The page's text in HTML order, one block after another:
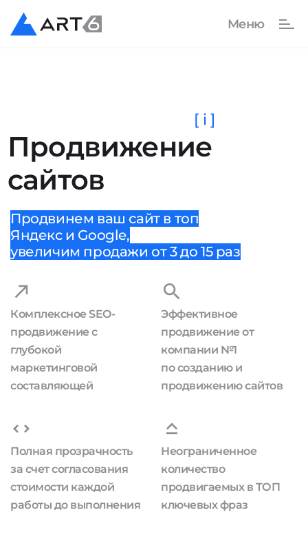
Продвижение
сайтов
[ i ]
Продвинем ваш сайт в топ
Яндекс и Google,
увеличим продажи от 3 до 15 раз
Комплексное SEO-
продвижение с
глубокой
маркетинговой
составляющей
Эффективное
продвижение от
компании №1
по созданию и
продвижению сайтов
Полная прозрачность
за счет согласования
стоимости каждой
работы до выполнения
Неограниченное
количество
продвигаемых в ТОП
ключевых фраз